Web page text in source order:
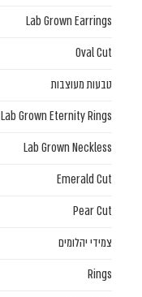
Lab Grown Earrings
Oval Cut
טבעות מעוצבות
Lab Grown Eternity Rings
Lab Grown Neckless
Emerald Cut
Pear Cut
צמידי יהלומים
Rings